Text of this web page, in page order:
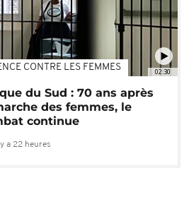
02:30
CONTRE LES FEMMES
du Sud : 70 ans après
des femmes, le
continue
y a 22 heures